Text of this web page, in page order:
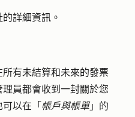
的詳細資訊 。
有未結算和未來的發票
理員都會收到一封關於您
以在「 帳戶與帳單」的